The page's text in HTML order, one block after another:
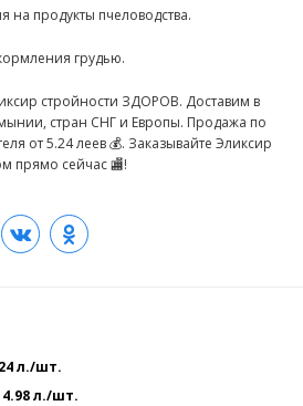
на продукты пчеловодства.
грудью.
стройности ЗДОРОВ. Доставим в
стран СНГ и Европы. Продажа по
от 5.24 леев 💰. Заказывайте Эликсир
прямо сейчас 🏬!
л./шт.
4.98 л./шт.